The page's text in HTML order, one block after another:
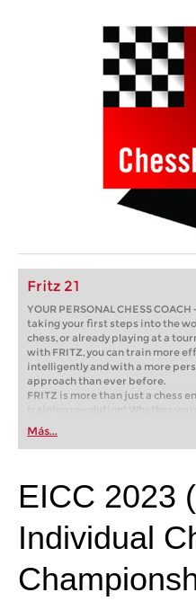
Fritz 21
YOUR PERSONAL CHESS
taking your first steps into the
chess, or already playing at a
with FRITZ, you can train more
intelligently and with a more
approach than ever before.
FRITZ is more than just a chess
training revolution! Whether
first steps into the world of club
playing at a tournament level: with
train more efficiently,
Más...
EICC 2023
Individual